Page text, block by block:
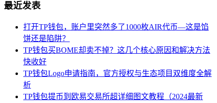
最近发表
打开TP钱包，账户里突然多了1000枚AIR代币—这是馅
饼还是陷阱？
TP钱包买BOME却卖不掉？这几个核心原因和解决方法
快收好
TP钱包Logo申请指南，官方授权与生态项目双维度全解
析
TP钱包提币到欧易交易所超详细图文教程（2024最新